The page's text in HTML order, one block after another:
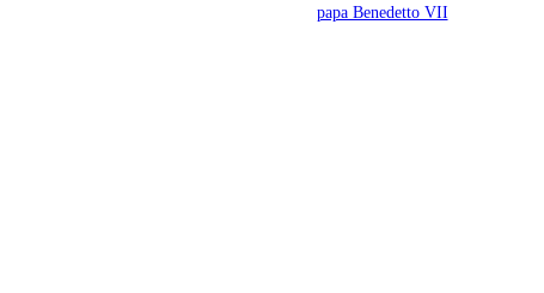
papa Benedetto VII